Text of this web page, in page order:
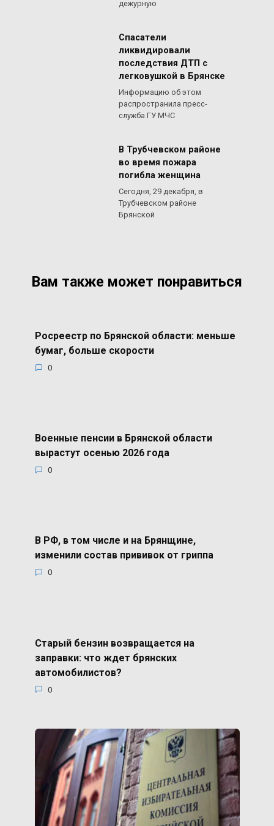
дежурную
Спасатели
ликвидировали
последствия ДТП с
легковушкой в Брянске
Информацию об этом
распространила пресс-
служба ГУ МЧС
В Трубчевском районе
во время пожара
погибла женщина
Сегодня, 29 декабря, в
Трубчевском районе
Брянской
Вам также может понравиться
Росреестр по Брянской области: меньше
бумаг, больше скорости
0
Военные пенсии в Брянской области
вырастут осенью 2026 года
0
В РФ, в том числе и на Брянщине,
изменили состав прививок от гриппа
0
Старый бензин возвращается на
заправки: что ждет брянских
автомобилистов?
0